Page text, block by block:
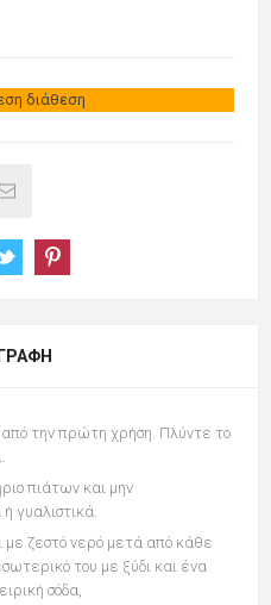
διάθεση
από την πρώτη χρήση. Πλύντε το
πιάτων και μην
ή γυαλιστικά.
με ζεστό νερό μετά από κάθε
του με ξύδι και ένα
σόδα,